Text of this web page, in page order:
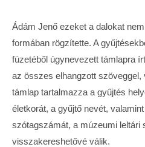
Ádám Jenő ezeket a dalokat
formában rögzítette. A
füzetéből úgynevezett támlapra
az összes elhangzott
támlap tartalmazza a gyűjtés
életkorát, a gyűjtő nevét,
szótagszámát, a múzeumi leltári
visszakereshetővé válik.